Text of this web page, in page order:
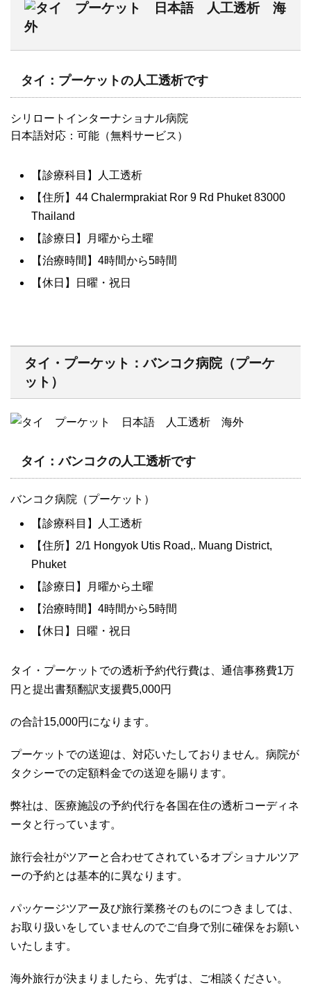
タイ：プーケットの人工透析です
シリロートインターナショナル病院
日本語対応：可能（無料サービス）
【診療科目】人工透析
【住所】44 Chalermprakiat Ror 9 Rd Phuket 83000
Thailand
【診療日】月曜から土曜
【治療時間】4時間から5時間
【休日】日曜・祝日
タイ・プーケット：バンコク病院（プーケ
ット）
タイ：バンコクの人工透析です
バンコク病院（プーケット）
【診療科目】人工透析
【住所】2/1 Hongyok Utis Road,. Muang District,
Phuket
【診療日】月曜から土曜
【治療時間】4時間から5時間
【休日】日曜・祝日
タイ・プーケットでの透析予約代行費は、通信事務費1万
円と提出書類翻訳支援費5,000円
の合計15,000円になります。
プーケットでの送迎は、対応いたしておりません。病院が
タクシーでの定額料金での送迎を賜ります。
弊社は、医療施設の予約代行を各国在住の透析コーディネ
ータと行っています。
旅行会社がツアーと合わせてされているオプショナルツア
ーの予約とは基本的に異なります。
パッケージツアー及び旅行業務そのものにつきましては、
お取り扱いをしていませんのでご自身で別に確保をお願い
いたします。
海外旅行が決まりましたら、先ずは、ご相談ください。